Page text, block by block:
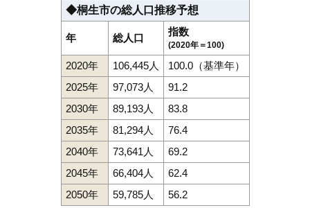
◆桐生市の総人口推移予想
年 総人口
指数
(2020年＝100)
2020年 106,445人
100.0（基準年）
2025年
97,073人
91.2
2030年
89,193人
83.8
2035年
81,294人
76.4
2040年
73,641人
69.2
2045年
66,404人
62.4
2050年
59,785人 56.2